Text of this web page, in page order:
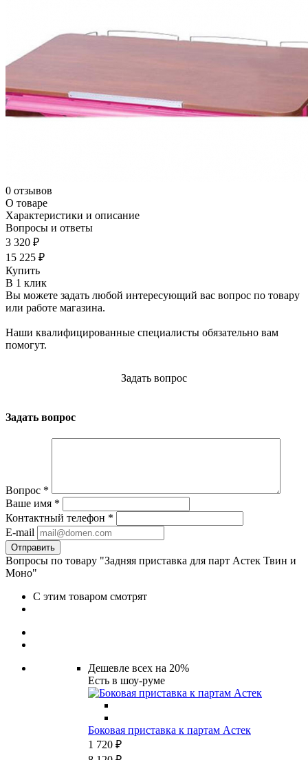
0 отзывов
О товаре
Характеристики и описание
Вопросы и ответы
3 320 ₽
15 225 ₽
Купить
В 1 клик
Вы можете задать любой интересующий вас вопрос по товару
или работе магазина.
Наши квалифицированные специалисты обязательно вам
помогут.
Задать вопрос
Задать вопрос
Вопрос *
Ваше имя *
Контактный телефон *
E-mail
Вопросы по товару "Задняя приставка для парт Астек Твин и
Моно"
С этим товаром смотрят
Дешевле всех на 20%
Есть в шоу-руме
Боковая приставка к партам Астек
1 720 ₽